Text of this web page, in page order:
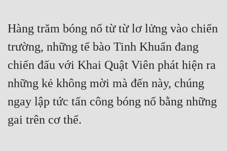
Cạnh Kỹ
Cổ Tiên Hiệp
Cổ Đại
Du Hí
Dã Sử
Dị Giới
Hàng trăm bóng nổ từ từ lơ lửng vào chiến
trường, những tế bào Tinh Khuẩn đang
chiến đấu với Khai Quật Viên phát hiện ra
những kẻ không mời mà đến này, chúng
ngay lập tức tấn công bóng nổ bằng những
gai trên cơ thể.